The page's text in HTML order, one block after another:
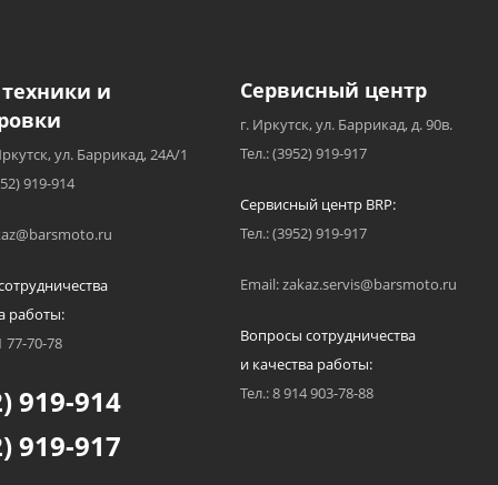
и
ул. Баррикад, 24А/1
919-914
работы:
77-70-78
919-914
919-917
Сервисный центр
г. Иркутск, ул. Баррикад, д. 90в.
Тел.: (3952) 919-917
Сервисный центр BRP:
Тел.: (3952) 919-917
Email: zakaz.servis@barsmoto.ru
Вопросы сотрудничества
и качества работы:
Тел.: 8 914 903-78-88